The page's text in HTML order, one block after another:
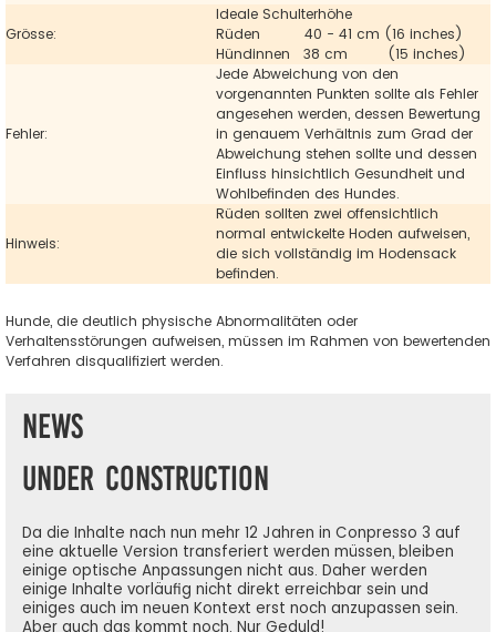
Grösse:
Ideale Schulterhöhe
Rüden 40 - 41 cm (16 inches)
Hündinnen 38 cm (15 inches)
Fehler:
Jede Abweichung von den
vorgenannten Punkten sollte als Fehler
angesehen werden, dessen Bewertung
in genauem Verhältnis zum Grad der
Abweichung stehen sollte und dessen
Einfluss hinsichtlich Gesundheit und
Wohlbefinden des Hundes.
Hinweis:
Rüden sollten zwei offensichtlich
normal entwickelte Hoden aufweisen,
die sich vollständig im Hodensack
befinden.
Hunde, die deutlich physische Abnormalitäten oder
Verhaltensstörungen aufweisen, müssen im Rahmen von bewertenden
Verfahren disqualifiziert werden.
News
Under Construction
Da die Inhalte nach nun mehr 12 Jahren in Conpresso 3 auf
eine aktuelle Version transferiert werden müssen, bleiben
einige optische Anpassungen nicht aus. Daher werden
einige Inhalte vorläufig nicht direkt erreichbar sein und
einiges auch im neuen Kontext erst noch anzupassen sein.
Aber auch das kommt noch. Nur Geduld!